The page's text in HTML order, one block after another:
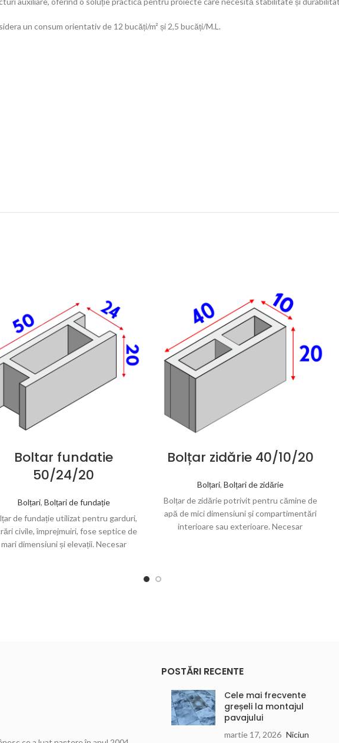
un consum orientativ de 12 bucăți/m² și 2,5 bucăți/M.L.
Boltar fundatie
50/24/20
Bolțari, Bolțari de fundație
de fundație utilizat pentru garduri,
civile, împrejmuiri, fose septice de
mari dimensiuni și elevații. Necesar
Bolțar zidărie 40/10/20
Bolțari, Bolțari de zidărie
Bolțar de zidărie potrivit pentru cămine de
apă de mici dimensiuni și compartimentări
interioare sau exterioare. Necesar
POSTĂRI RECENTE
Cele mai frecvente
greșeli la montajul
pavajului
martie 17, 2026 Niciun